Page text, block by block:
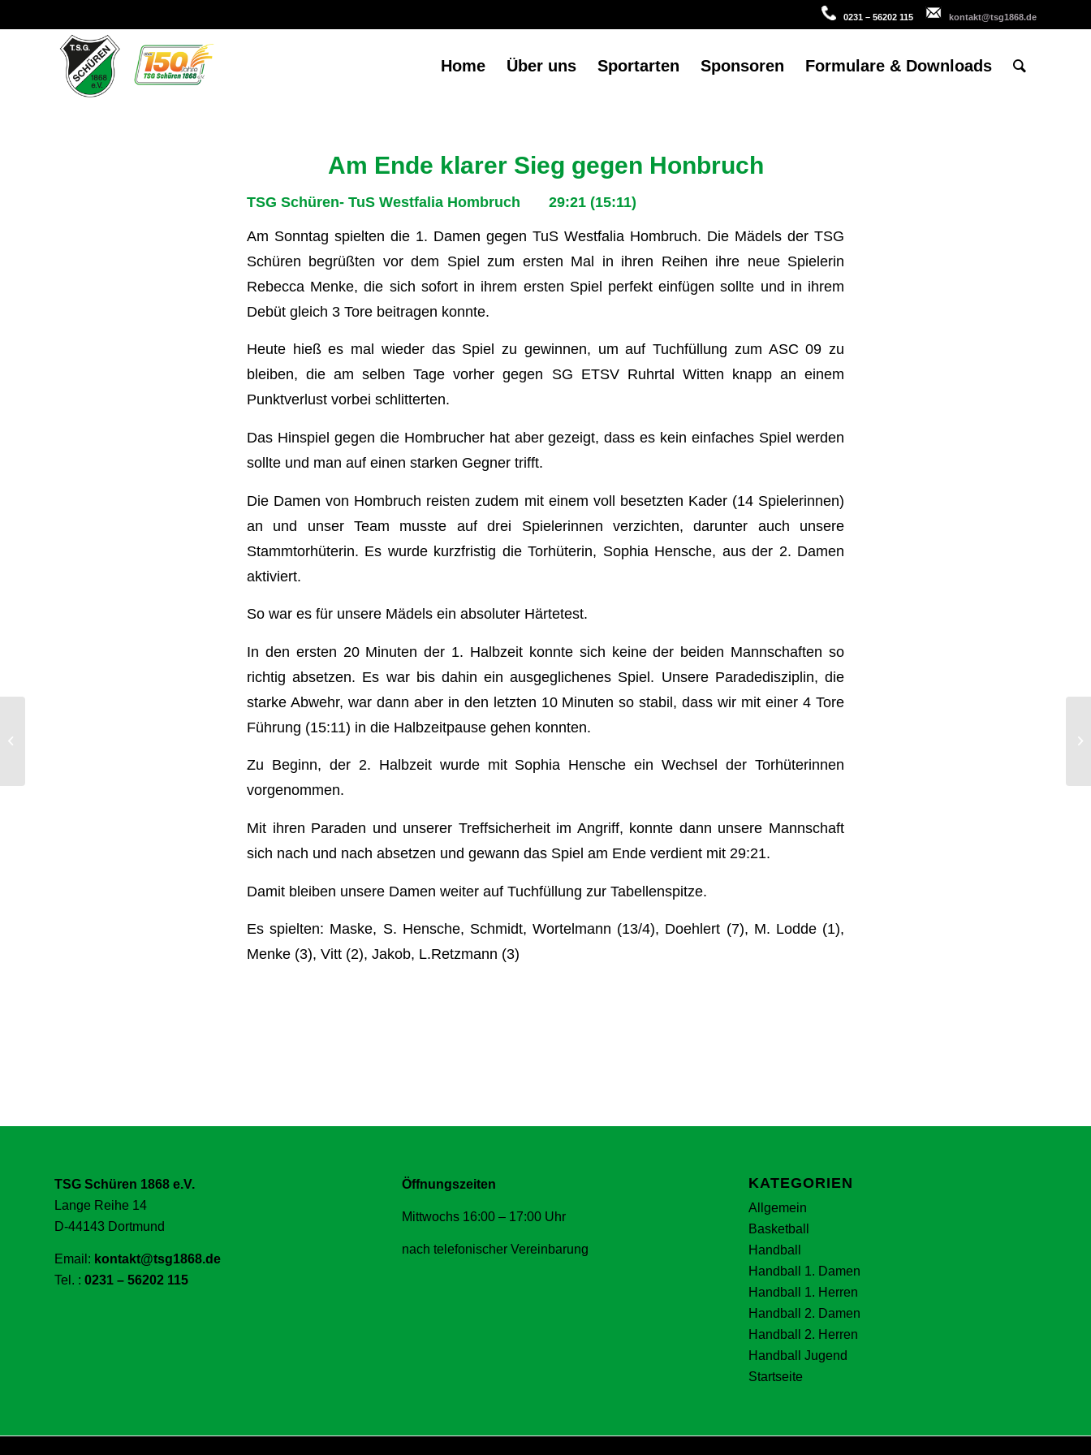
0231 – 56202 115 kontakt@tsg1868.de
Home Über uns Sportarten Sponsoren Formulare & Downloads
Am Ende klarer Sieg gegen Honbruch
TSG Schüren- TuS Westfalia Hombruch 29:21 (15:11)
Am Sonntag spielten die 1. Damen gegen TuS Westfalia Hombruch. Die Mädels der TSG
Schüren begrüßten vor dem Spiel zum ersten Mal in ihren Reihen ihre neue Spielerin
Rebecca Menke, die sich sofort in ihrem ersten Spiel perfekt einfügen sollte und in ihrem
Debüt gleich 3 Tore beitragen konnte.
Heute hieß es mal wieder das Spiel zu gewinnen, um auf Tuchfüllung zum ASC 09 zu
bleiben, die am selben Tage vorher gegen SG ETSV Ruhrtal Witten knapp an einem
Punktverlust vorbei schlitterten.
Das Hinspiel gegen die Hombrucher hat aber gezeigt, dass es kein einfaches Spiel werden
sollte und man auf einen starken Gegner trifft.
Die Damen von Hombruch reisten zudem mit einem voll besetzten Kader (14 Spielerinnen)
an und unser Team musste auf drei Spielerinnen verzichten, darunter auch unsere
Stammtorhüterin. Es wurde kurzfristig die Torhüterin, Sophia Hensche, aus der 2. Damen
aktiviert.
So war es für unsere Mädels ein absoluter Härtetest.
In den ersten 20 Minuten der 1. Halbzeit konnte sich keine der beiden Mannschaften so
richtig absetzen. Es war bis dahin ein ausgeglichenes Spiel. Unsere Paradedisziplin, die
starke Abwehr, war dann aber in den letzten 10 Minuten so stabil, dass wir mit einer 4 Tore
Führung (15:11) in die Halbzeitpause gehen konnten.
Zu Beginn, der 2. Halbzeit wurde mit Sophia Hensche ein Wechsel der Torhüterinnen
vorgenommen.
Mit ihren Paraden und unserer Treffsicherheit im Angriff, konnte dann unsere Mannschaft
sich nach und nach absetzen und gewann das Spiel am Ende verdient mit 29:21.
Damit bleiben unsere Damen weiter auf Tuchfüllung zur Tabellenspitze.
Es spielten: Maske, S. Hensche, Schmidt, Wortelmann (13/4), Doehlert (7), M. Lodde (1),
Menke (3), Vitt (2), Jakob, L.Retzmann (3)
TSG Schüren 1868 e.V.
Lange Reihe 14
D-44143 Dortmund
Email: kontakt@tsg1868.de
Tel. : 0231 – 56202 115
Öffnungszeiten
Mittwochs 16:00 – 17:00 Uhr
nach telefonischer Vereinbarung
KATEGORIEN
Allgemein
Basketball
Handball
Handball 1. Damen
Handball 1. Herren
Handball 2. Damen
Handball 2. Herren
Handball Jugend
Startseite